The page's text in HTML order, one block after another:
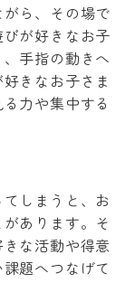
ら、その場で
が好きなお子
手指の動きへ
きなお子さま
力や集中する
しまうと、お
あります。そ
な活動や得意
題へつなげて